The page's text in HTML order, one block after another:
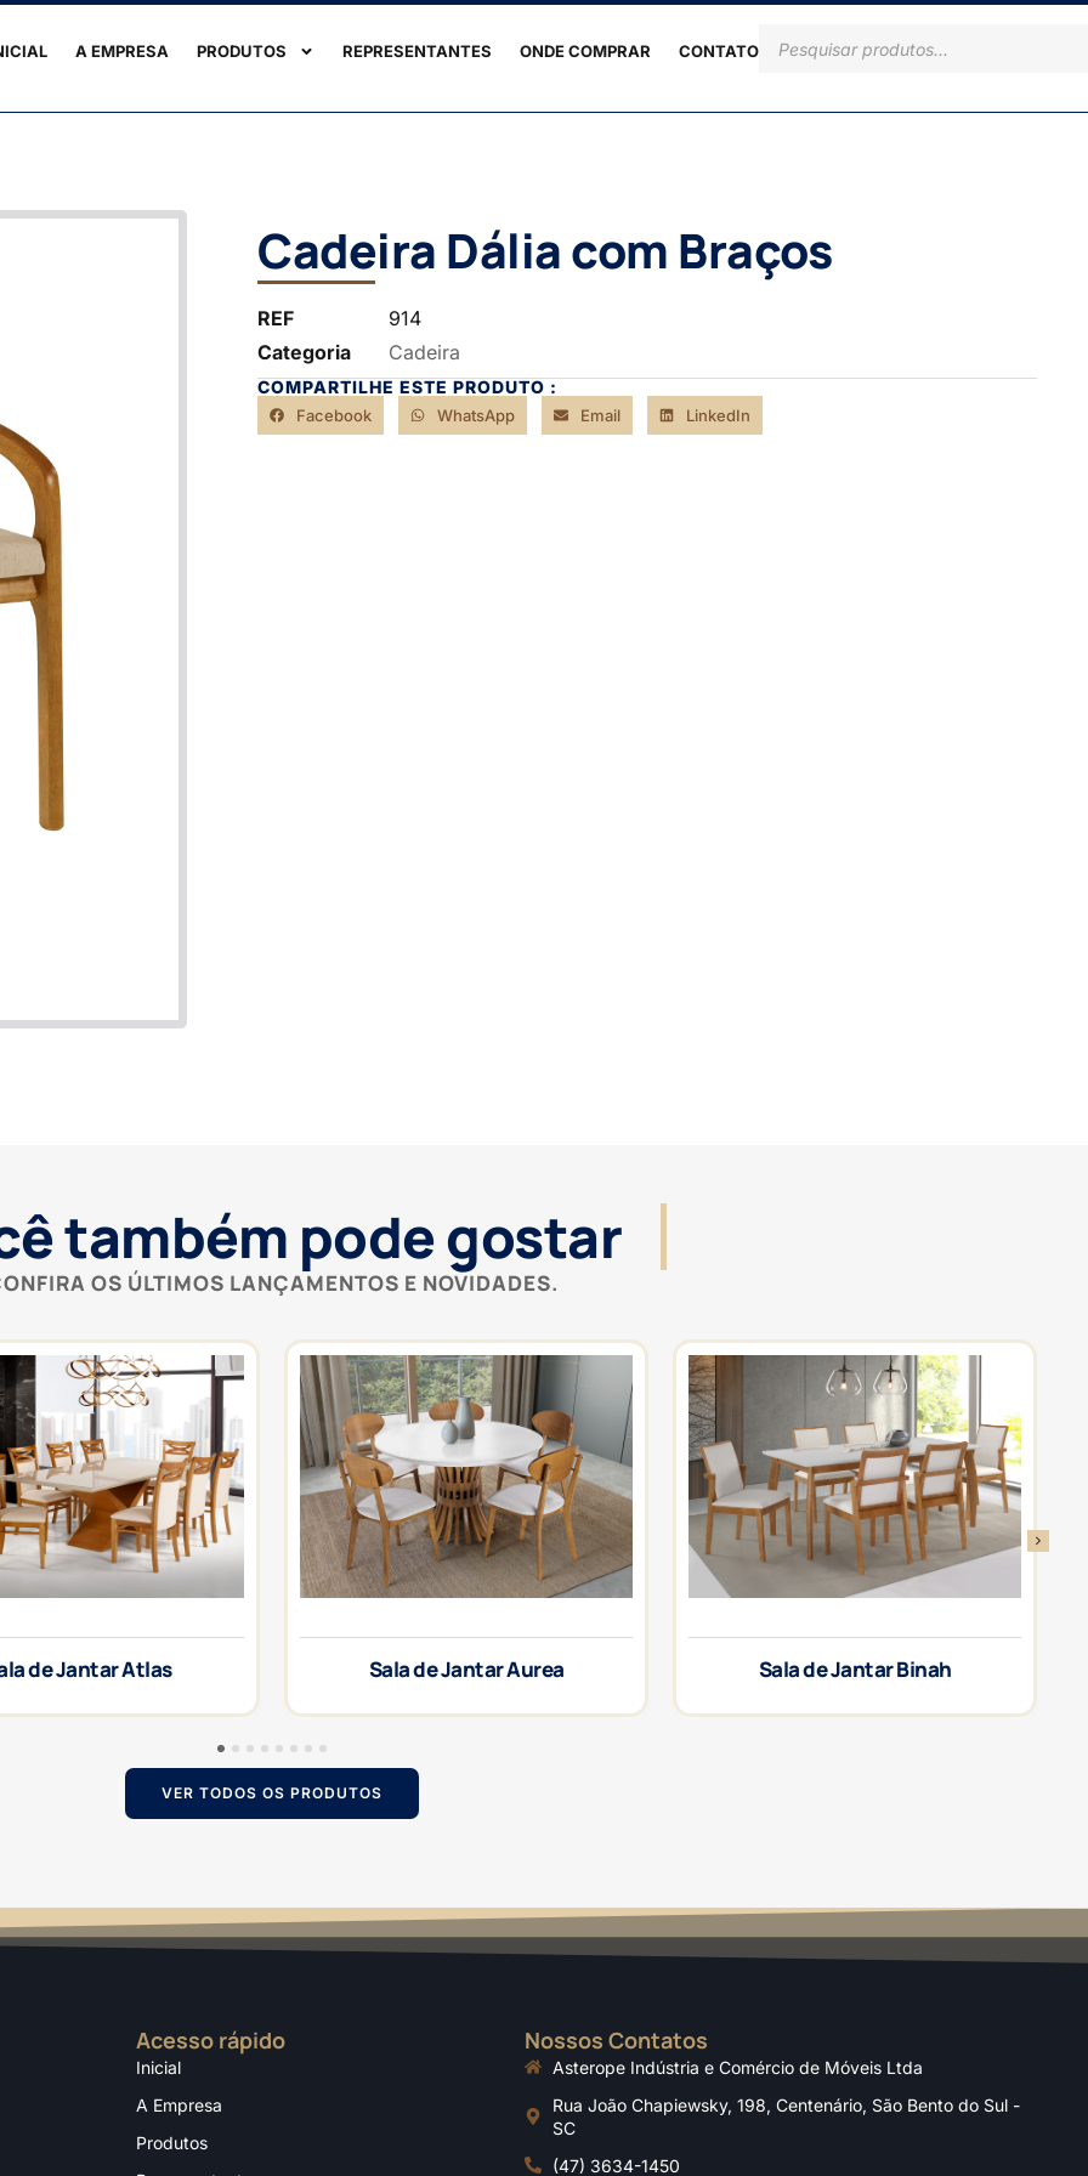
A EMPRESA PRODUTOS REPRESENTANTES ONDE COMPRAR CONTATO
Cadeira Dália com Braços
REF
914
Categoria
Cadeira
COMPARTILHE ESTE PRODUTO :
Facebook WhatsApp Email LinkedIn
também pode gostar
OS ÚLTIMOS LANÇAMENTOS E NOVIDADES.
de Jantar Atlas Sala de Jantar Aurea Sala de Jantar Binah
5 6 7 8
VER TODOS OS PRODUTOS
Acesso rápido
Inicial
A Empresa
Produtos
Nossos Contatos
Asterope Indústria e Comércio de Móveis Ltda
Rua João Chapiewsky, 198, Centenário, São Bento do Sul -
SC
(47) 3634-1450